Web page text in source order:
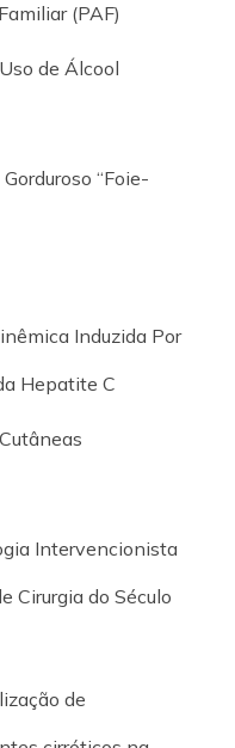
(PAF)
de Álcool
“Foie-
Induzida Por
Hepatite C
Intervencionista
Cirurgia do Século
de